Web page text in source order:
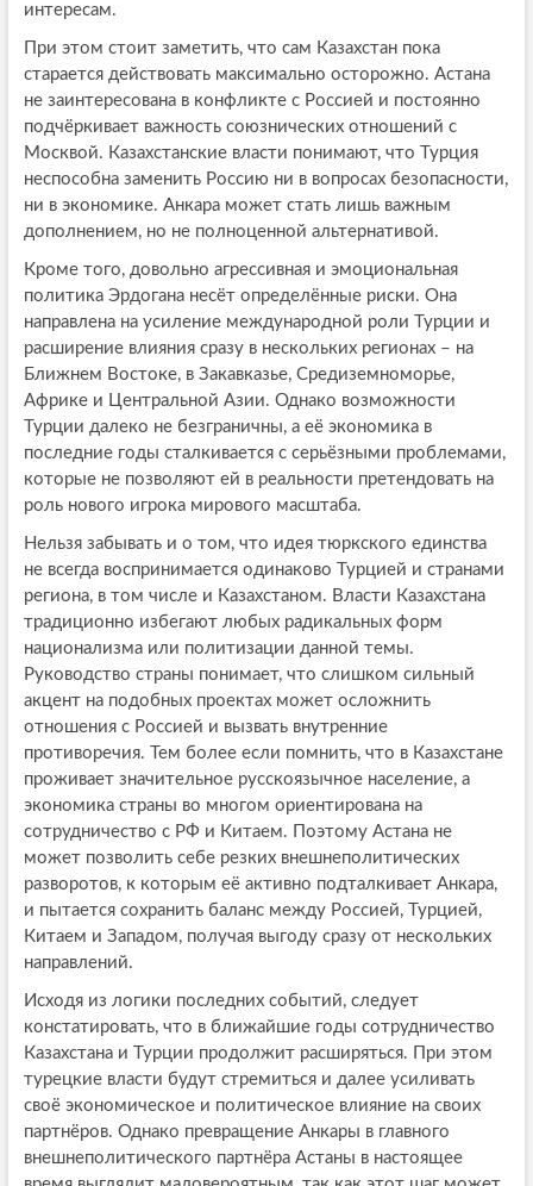
интересам.
При этом стоит заметить, что сам Казахстан пока
старается действовать максимально осторожно. Астана
не заинтересована в конфликте с Россией и постоянно
подчёркивает важность союзнических отношений с
Москвой. Казахстанские власти понимают, что Турция
неспособна заменить Россию ни в вопросах безопасности,
ни в экономике. Анкара может стать лишь важным
дополнением, но не полноценной альтернативой.
Кроме того, довольно агрессивная и эмоциональная
политика Эрдогана несёт определённые риски. Она
направлена на усиление международной роли Турции и
расширение влияния сразу в нескольких регионах – на
Ближнем Востоке, в Закавказье, Средиземноморье,
Африке и Центральной Азии. Однако возможности
Турции далеко не безграничны, а её экономика в
последние годы сталкивается с серьёзными проблемами,
которые не позволяют ей в реальности претендовать на
роль нового игрока мирового масштаба.
Нельзя забывать и о том, что идея тюркского единства
не всегда воспринимается одинаково Турцией и странами
региона, в том числе и Казахстаном. Власти Казахстана
традиционно избегают любых радикальных форм
национализма или политизации данной темы.
Руководство страны понимает, что слишком сильный
акцент на подобных проектах может осложнить
отношения с Россией и вызвать внутренние
противоречия. Тем более если помнить, что в Казахстане
проживает значительное русскоязычное население, а
экономика страны во многом ориентирована на
сотрудничество с РФ и Китаем. Поэтому Астана не
может позволить себе резких внешнеполитических
разворотов, к которым её активно подталкивает Анкара,
и пытается сохранить баланс между Россией, Турцией,
Китаем и Западом, получая выгоду сразу от нескольких
направлений.
Исходя из логики последних событий, следует
констатировать, что в ближайшие годы сотрудничество
Казахстана и Турции продолжит расширяться. При этом
турецкие власти будут стремиться и далее усиливать
своё экономическое и политическое влияние на своих
партнёров. Однако превращение Анкары в главного
внешнеполитического партнёра Астаны в настоящее